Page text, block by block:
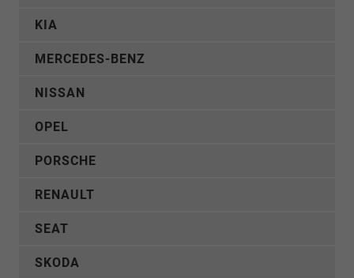
KIA
MERCEDES-BENZ
NISSAN
OPEL
PORSCHE
RENAULT
SEAT
SKODA